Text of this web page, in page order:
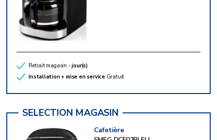
Retrait magasin -jour(s)
Installation + mise en service Gratuit
Cafetière